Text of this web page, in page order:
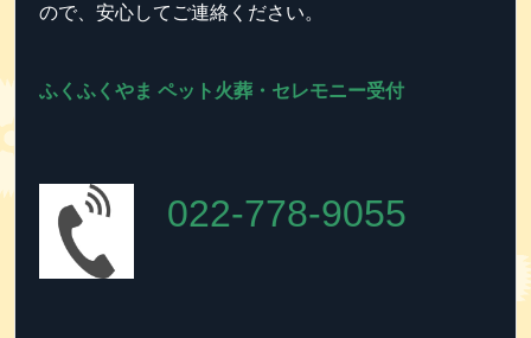
ので、安心してご連絡ください。
ふくふくやま ペット火葬・セレモニー受付
022-778-9055